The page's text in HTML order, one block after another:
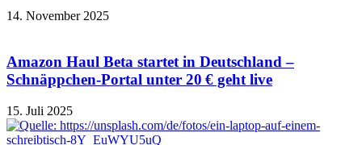
14. November 2025
Amazon Haul Beta startet in Deutschland –
Schnäppchen-Portal unter 20 € geht live
15. Juli 2025